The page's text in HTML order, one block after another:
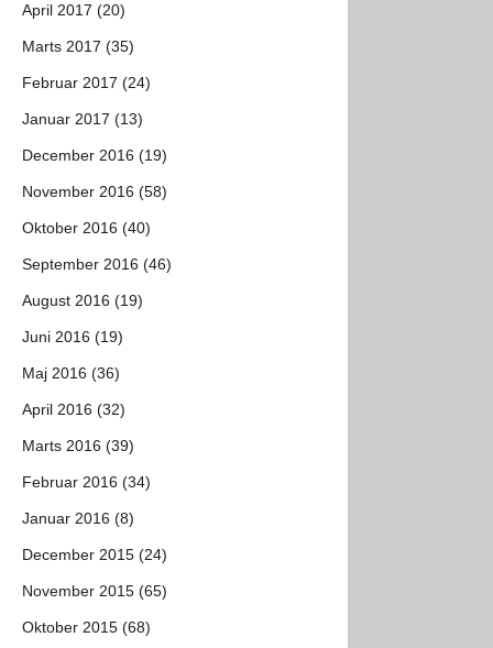
April 2017 (20)
Marts 2017 (35)
Februar 2017 (24)
Januar 2017 (13)
December 2016 (19)
November 2016 (58)
Oktober 2016 (40)
September 2016 (46)
August 2016 (19)
Juni 2016 (19)
Maj 2016 (36)
April 2016 (32)
Marts 2016 (39)
Februar 2016 (34)
Januar 2016 (8)
December 2015 (24)
November 2015 (65)
Oktober 2015 (68)